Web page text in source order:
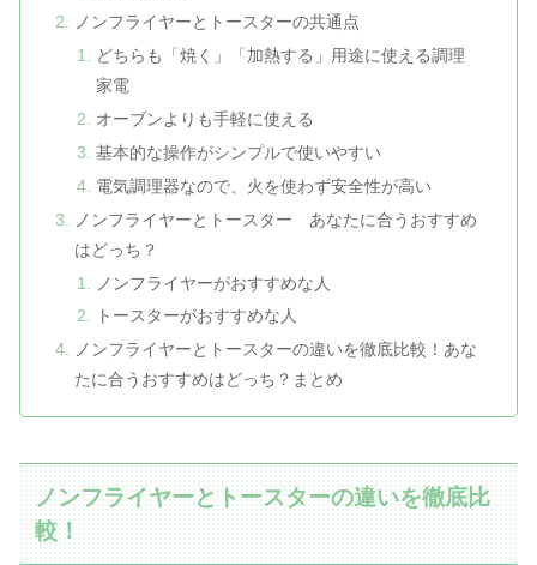
ノンフライヤーとトースターの共通点
どちらも「焼く」「加熱する」用途に使える調理
家電
オーブンよりも手軽に使える
基本的な操作がシンプルで使いやすい
電気調理器なので、火を使わず安全性が高い
ノンフライヤーとトースター あなたに合うおすすめ
はどっち？
ノンフライヤーがおすすめな人
トースターがおすすめな人
ノンフライヤーとトースターの違いを徹底比較！あな
たに合うおすすめはどっち？まとめ
ノンフライヤーとトースターの違いを徹底比
較！